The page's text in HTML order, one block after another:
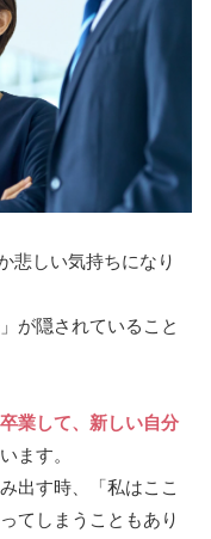
悲しい気持ちになり
が隠されていること
業して、新しい自分
ます。
出す時、「私はここ
てしまうこともあり